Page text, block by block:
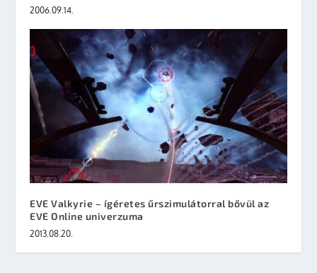
2006.09.14.
EVE Valkyrie – ígéretes űrszimulátorral bővül az
EVE Online univerzuma
2013.08.20.